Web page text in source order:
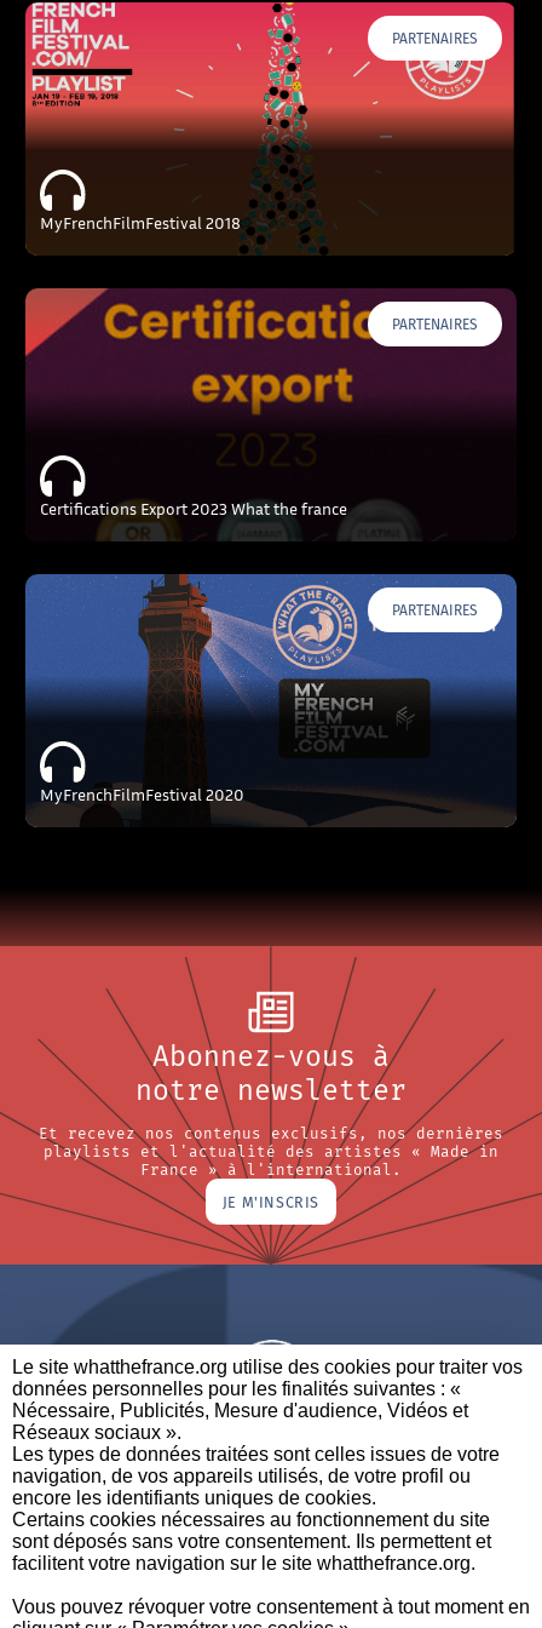
Le site whatthefrance.org utilise des cookies pour traiter vos
données personnelles pour les finalités suivantes : «
Nécessaire, Publicités, Mesure d'audience, Vidéos et
Réseaux sociaux ». ​
Les types de données traitées sont celles issues de votre
navigation, de vos appareils utilisés, de votre profil ou
encore les identifiants uniques de cookies. ​
Certains cookies nécessaires au fonctionnement du site
sont déposés sans votre consentement. Ils permettent et
facilitent votre navigation sur le site whatthefrance.org. ​
Vous pouvez révoquer votre consentement à tout moment en
PARTENAIRES
MyFrenchFilmFestival 2018
PARTENAIRES
Certifications Export 2023 What the france
PARTENAIRES
MyFrenchFilmFestival 2020
Abonnez-vous à
notre newsletter
Et recevez nos contenus exclusifs, nos dernières
playlists et l'actualité des artistes « Made in
France » à l'international.
JE M'INSCRIS
A BRAND OF
PARTENAIRES CONTACTEZ-NOUS MENTIONS LÉGALES
CREDITS|À
PROPOS
|POLITIQUE DE
PROTECTION DES
|PRÉFÉRENCES DE